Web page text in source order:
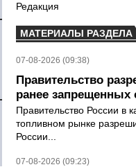
Редакция
МАТЕРИАЛЫ РАЗДЕЛА
07-08-2026 (09:38)
Правительство
ранее запрещенных
Правительство России в
топливном рынке
России...
07-08-2026 (09:23)